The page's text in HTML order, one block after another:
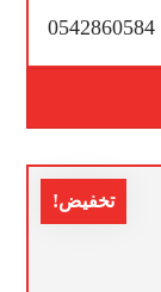
تخفيض!